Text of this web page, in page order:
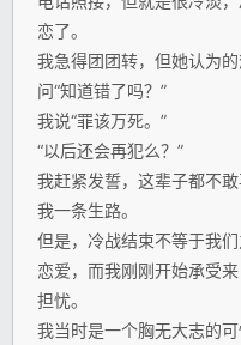
恋了。
我急得团团转，但她认为
问“知道错了吗？”
我说“罪该万死。”
“以后还会再犯么？”
我赶紧发誓，这辈子都不
我一条生路。
但是，冷战结束不等于我
恋爱，而我刚刚开始承受
担忧。
我当时是一个胸无大志的